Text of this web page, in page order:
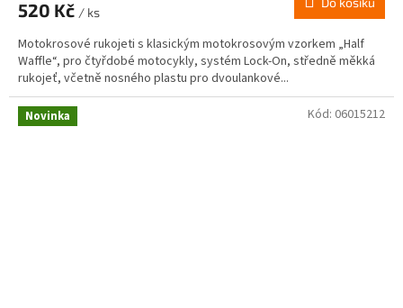
520 Kč / ks
Motokrosové rukojeti s klasickým motokrosovým vzorkem „Half
Waffle“, pro čtyřdobé motocykly, systém Lock-On, středně měkká
rukojeť, včetně nosného plastu pro dvoulankové...
Novinka Kód: 06015212